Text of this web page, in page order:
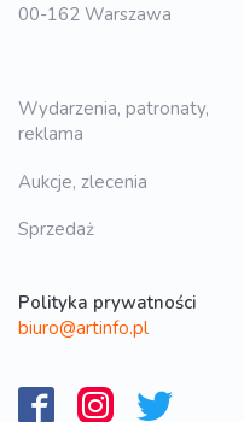
00-162 Warszawa
Wydarzenia, patronaty,
reklama
Aukcje, zlecenia
Sprzedaż
Polityka prywatności
biuro@artinfo.pl